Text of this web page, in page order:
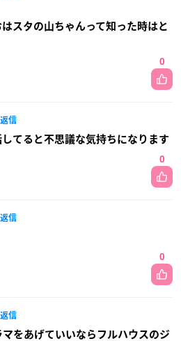
スタの山ちゃんって知った時はと
0
返信
てると不思議な気持ちになります
0
返信
0
返信
をあげていいならフルハウスのジ